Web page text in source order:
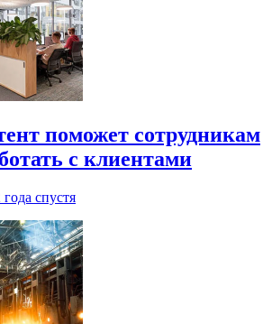
поможет сотрудникам
с клиентами
года спустя